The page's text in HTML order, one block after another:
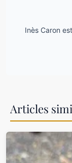
Inès Caron
Articles